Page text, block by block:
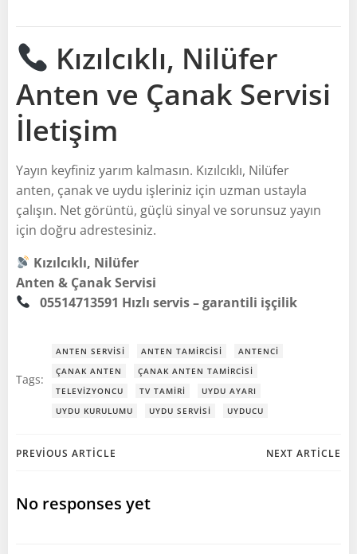
Kızılcıklı, Nilüfer
Anten ve Çanak Servisi
İletişim
Yayın keyfiniz yarım kalmasın. Kızılcıklı, Nilüfer
anten, çanak ve uydu işleriniz için uzman ustayla
çalışın. Net görüntü, güçlü sinyal ve sorunsuz yayın
için doğru adrestesiniz.
Kızılcıklı, Nilüfer
Anten & Çanak Servisi
05514713591 Hızlı servis – garantili işçilik
Tags:
ANTEN SERVISI ANTEN TAMIRCISI
ANTENCI
ÇANAK ANTEN
ÇANAK ANTEN TAMIRCISI
TELEVIZYONCU
TV TAMIRI
UYDU AYARI
UYDU KURULUMU
UYDU SERVISI UYDUCU
Post
navigation
PREVIOUS ARTICLE NEXT ARTICLE
No responses yet